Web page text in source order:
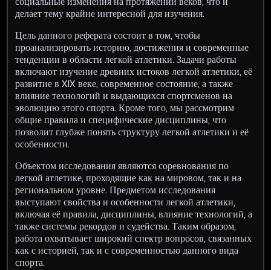
делает тему крайне интересной для изучения.
Цель данного реферата состоит в том, чтобы
проанализировать историю, достижения и современные
тенденции в области легкой атлетики. Задачи работы
включают изучение древних истоков легкой атлетики, её
развитие в XIX веке, современное состояние, а также
влияние технологий и выдающихся спортсменов на
эволюцию этого спорта. Кроме того, мы рассмотрим
общие правила и специфические дисциплины, что
позволит глубже понять структуру легкой атлетики и её
особенности.
Объектом исследования являются соревнования по
легкой атлетике, проходящие как на мировом, так и на
региональном уровне. Предметом исследования
выступают свойства и особенности легкой атлетики,
включая её правила, дисциплины, влияние технологий, а
также системы рекордов и судейства. Таким образом,
работа охватывает широкий спектр вопросов, связанных
как с историей, так и с современностью данного вида
спорта.